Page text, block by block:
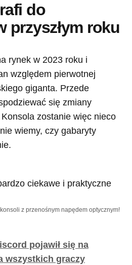
do
przyszłym roku
rynek w 2023 roku i
względem pierwotnej
giganta. Przede
się zmiany
zostanie więc nieco
wiemy, czy gabaryty
z przenośnym napędem optycznym!
pojawił się na
wszystkich graczy